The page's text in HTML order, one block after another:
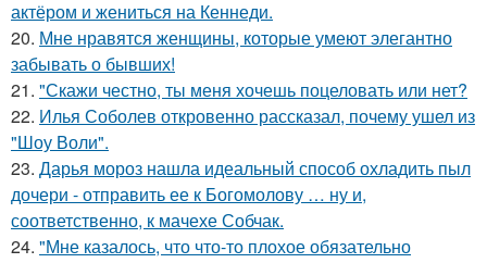
актёром и жениться на Кеннеди.
20. Мне нравятся женщины, которые умеют элегантно
забывать о бывших!
21. "Скажи честно, ты меня хочешь поцеловать или нет?
22. Илья Соболев откровенно рассказал, почему ушел из
"Шоу Воли".
23. Дарья мороз нашла идеальный способ охладить пыл
дочери - отправить ее к Богомолову … ну и,
соответственно, к мачехе Собчак.
24. "Мне казалось, что что-то плохое обязательно